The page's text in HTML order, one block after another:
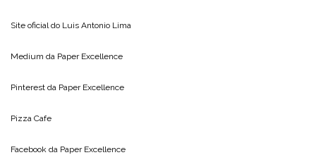
Site oficial do Luis Antonio Lima
Medium da Paper Excellence
Pinterest da Paper Excellence
Pizza Cafe
Facebook da Paper Excellence